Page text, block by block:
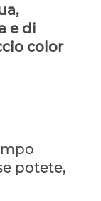
e di
color
potete,